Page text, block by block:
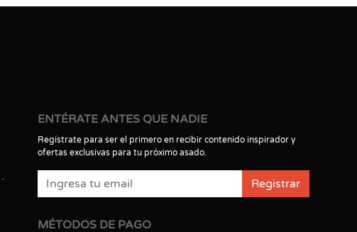
ENTÉRATE ANTES QUE NADIE
Regístrate para ser el primero en recibir contenido inspirador y
ofertas exclusivas para tu próximo asado.
Registrar
MÉTODOS DE PAGO